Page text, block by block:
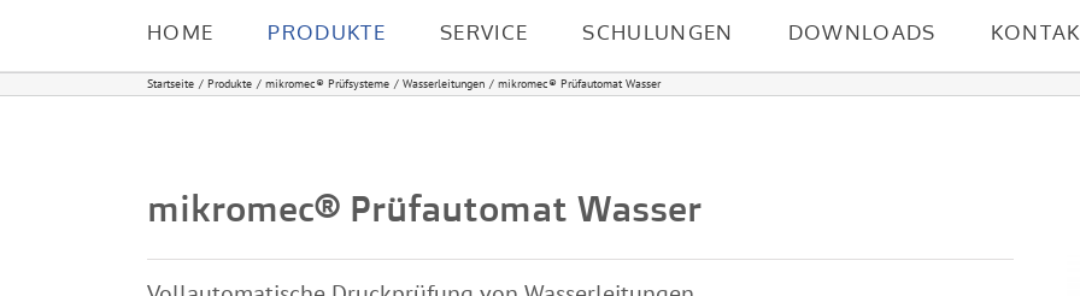
HOME PRODUKTE SERVICE SCHULUNGEN DOWNLOADS
Startseite Produkte mikromec® Prüfsysteme Wasserleitungen mikromec® Prüfautomat Wasser
mikromec® Prüfautomat Wasser